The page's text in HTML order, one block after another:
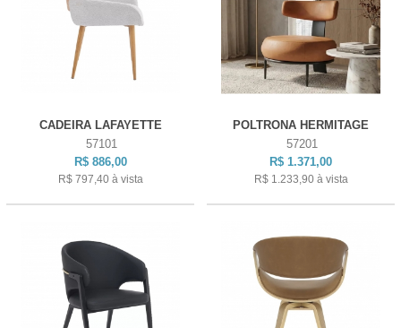
CADEIRA LAFAYETTE
57101
R$ 886,00
R$ 797,40à vista
POLTRONA HERMITAGE
57201
R$ 1.371,00
R$ 1.233,90à vista